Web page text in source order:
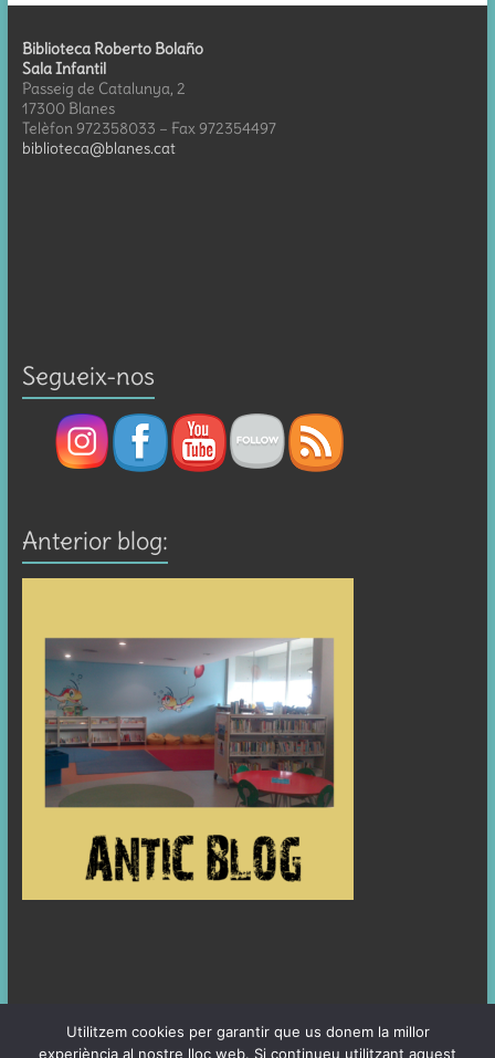
Biblioteca Roberto Bolaño
Sala Infantil
Passeig de Catalunya, 2
17300 Blanes
Telèfon 972358033 – Fax 972354497
biblioteca@blanes.cat
Segueix-nos
Anterior blog:
Utilitzem cookies per garantir que us donem la millor
experiència al nostre lloc web. Si continueu utilitzant aquest